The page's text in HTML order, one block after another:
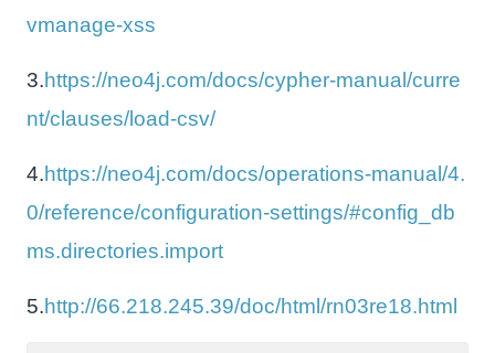
vmanage-xss
3.https://neo4j.com/docs/cypher-manual/curre
nt/clauses/load-csv/
4.https://neo4j.com/docs/operations-manual/4.
0/reference/configuration-settings/#config_db
ms.directories.import
5.http://66.218.245.39/doc/html/rn03re18.html